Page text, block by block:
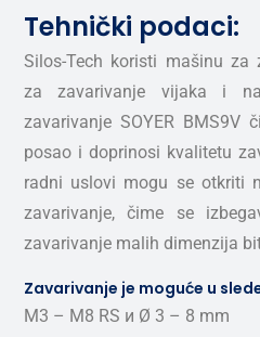
Tehnički podaci:
Silos-Tech koristi mašinu za
za zavarivanje vijaka i
zavarivanje SOYER BMS9V
posao i doprinosi kvalitetu
radni uslovi mogu se otkriti
zavarivanje, čime se
zavarivanje malih dimenzija
Zavarivanje je moguće u
М3 – М8 RS и Ø 3 – 8 mm